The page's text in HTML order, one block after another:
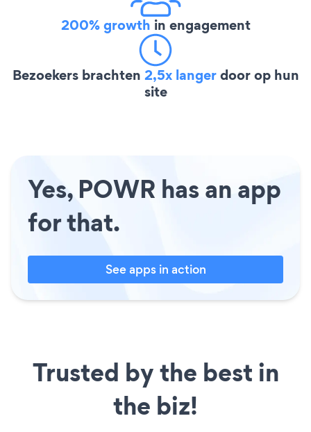
200% growth in engagement
Bezoekers brachten 2,5x langerdoor op hun
site
Yes, POWR has an app
for that.
See apps in action
Trusted by the best in
the biz!